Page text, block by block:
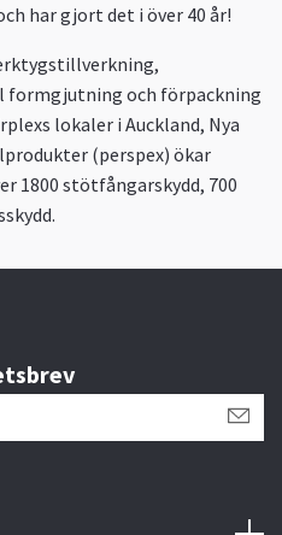
har gjort det i över 40 år!
och förpackning
lokaler i Auckland, Nya
(perspex) ökar
1800 stötfångarskydd, 700